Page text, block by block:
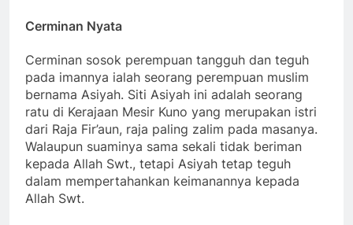
Cerminan Nyata
Cerminan sosok perempuan tangguh dan teguh
pada imannya ialah seorang perempuan muslim
bernama Asiyah. Siti Asiyah ini adalah seorang
ratu di Kerajaan Mesir Kuno yang merupakan istri
dari Raja Fir’aun, raja paling zalim pada masanya.
Walaupun suaminya sama sekali tidak beriman
kepada Allah Swt., tetapi Asiyah tetap teguh
dalam mempertahankan keimanannya kepada
Allah Swt.